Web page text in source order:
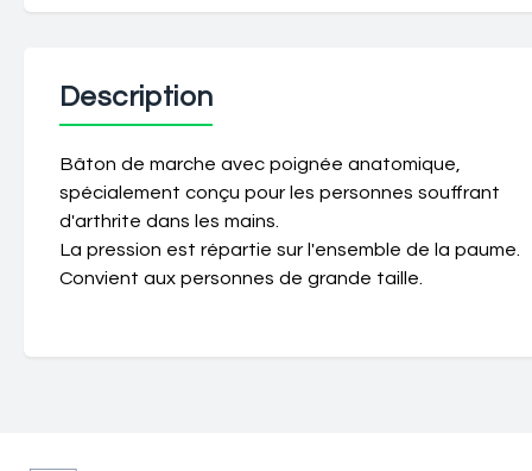
Description
Bâton de marche avec poignée anatomique,
spécialement conçu pour les personnes souffrant
d'arthrite dans les mains
La pression est répartie sur l'ensemble de la paume.
Convient aux personnes de grande taille.